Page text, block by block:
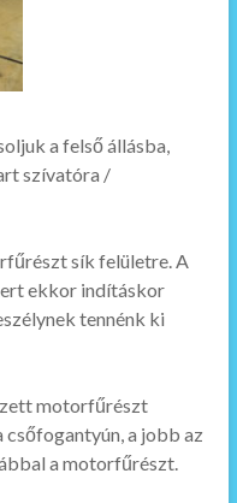
a felső állásba,
szívatóra /
sík felületre. A
ekkor indításkor
tennénk ki
motorfűrészt
csőfogantyún, a jobb az
a motorfűrészt.